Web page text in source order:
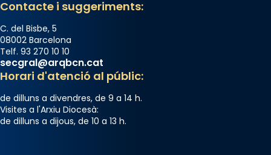
Contacte i suggeriments:
C. del Bisbe, 5
08002 Barcelona
Telf. 93 270 10 10
secgral@arqbcn.cat
Horari d'atenció al públic:
de dilluns a divendres, de 9 a 14 h.
Visites a l'Arxiu Diocesà:
de dilluns a dijous, de 10 a 13 h.